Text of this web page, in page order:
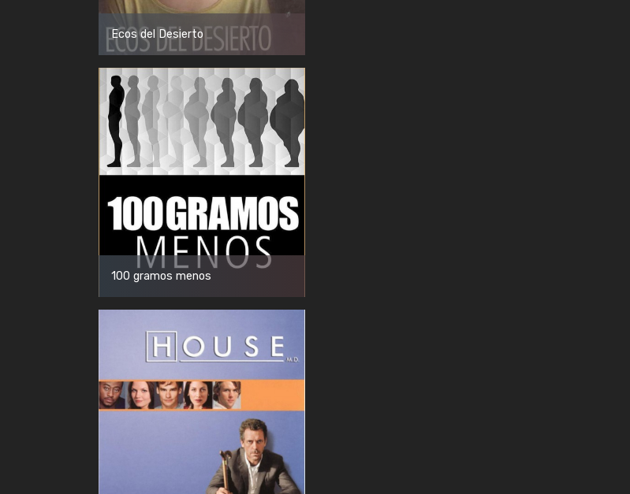
Ecos del Desierto
100 gramos menos